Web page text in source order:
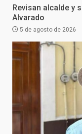
Revisan alcalde y
Alvarado
5 de agosto de 2026